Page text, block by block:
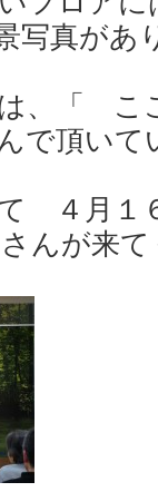
写真があ
、「 こ
で頂いて
４月１
んが来